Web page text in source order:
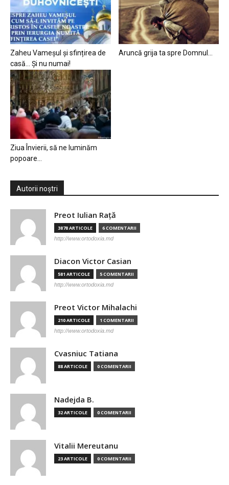
Zaheu Vameșul și sfințirea de
casă… Și nu numai!
Aruncă grija ta spre Domnul…
Ziua Învierii, să ne luminăm
popoare…
Autorii noștri
Preot Iulian Raţă
3878 ARTICOLE 6 COMENTARII
http://www.ortodoxia.md
Diacon Victor Casian
581 ARTICOLE 5 COMENTARII
http://www.ortodoxia.md
Preot Victor Mihalachi
210 ARTICOLE 1 COMENTARII
http://www.ortodoxia.md
Cvasniuc Tatiana
88 ARTICOLE 0 COMENTARII
Nadejda B.
32 ARTICOLE 0 COMENTARII
Vitalii Mereutanu
23 ARTICOLE 0 COMENTARII